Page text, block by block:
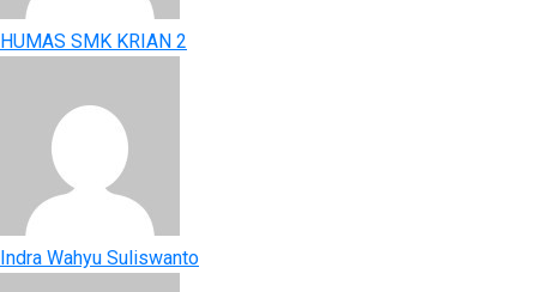
HUMAS SMK KRIAN 2
Indra Wahyu Suliswanto